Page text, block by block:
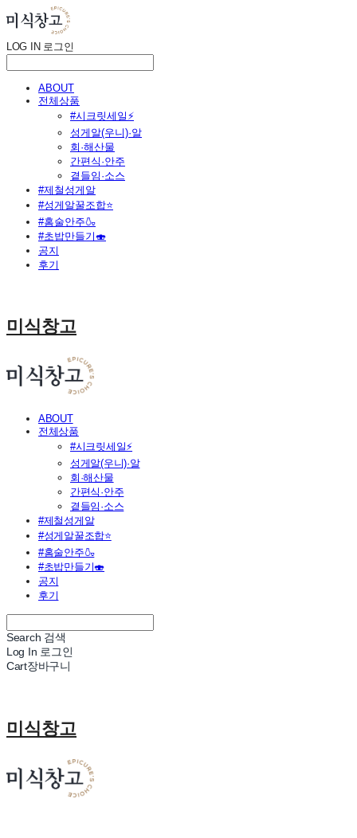
LOG IN 로그인
ABOUT
전체상품
#시크릿세일⚡
성게알(우니)·알
회·해산물
간편식·안주
곁들임·소스
#제철성게알
#성게알꿀조합⭐
#홈술안주🍶
#초밥만들기🍣
공지
후기
미식창고
ABOUT
전체상품
#시크릿세일⚡
성게알(우니)·알
회·해산물
간편식·안주
곁들임·소스
#제철성게알
#성게알꿀조합⭐
#홈술안주🍶
#초밥만들기🍣
공지
후기
Search 검색
Log In 로그인
Cart장바구니
미식창고